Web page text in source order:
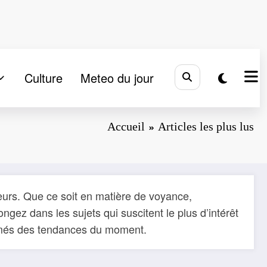
Culture Meteo du jour
Accueil Articles les plus lus
Que ce soit en matière de voyance,
dans les sujets qui suscitent le plus d’intérêt
des tendances du moment.